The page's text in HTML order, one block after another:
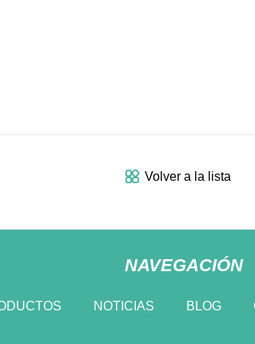
Volver a la lista
NAVEGACIÓN
NOTICIAS BLOG